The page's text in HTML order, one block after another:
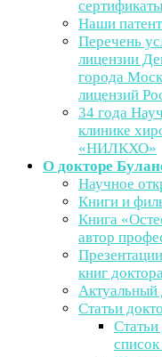
сертификаты
Наши
Перечень
лицензии
города
лицензий
34 года
клинике
«НИЛКХО»
О докторе
Научное
Книги и
Книга
автор
книг
Актуальный
Статьи